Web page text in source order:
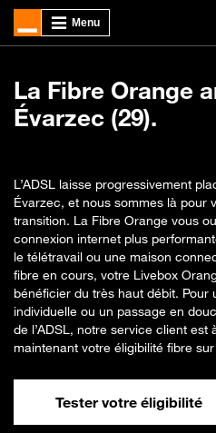
La Fibre Orange
Évarzec (29).
L’ADSL laisse progressivement
Évarzec, et nous sommes là pour
transition. La Fibre Orange vous
connexion internet plus
le télétravail ou une maison
fibre en cours, votre Livebox
bénéficier du très haut débit. Pour
individuelle ou un passage en
de l’ADSL, notre service client est
maintenant votre éligibilité fibre
Tester votre éligibilité